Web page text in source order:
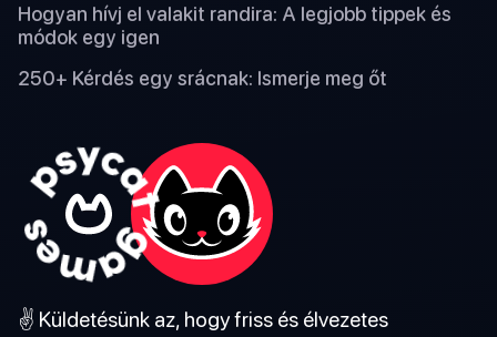
Hogyan hívj el valakit randira: A legjobb tippek és
módok egy igen
250+ Kérdés egy srácnak: Ismerje meg őt
✌️ Küldetésünk az, hogy friss és élvezetes